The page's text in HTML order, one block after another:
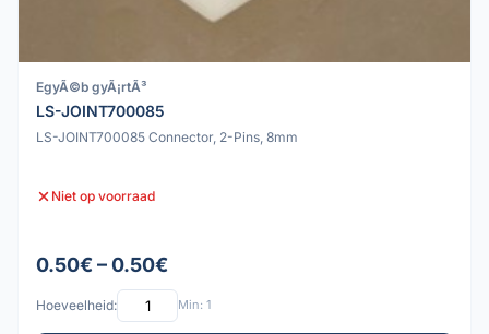
EgyÃ©b gyÃ¡rtÃ³
LS-JOINT700085
LS-JOINT700085 Connector, 2-Pins, 8mm
Niet op voorraad
0.50€ – 0.50€
Hoeveelheid: Min: 1